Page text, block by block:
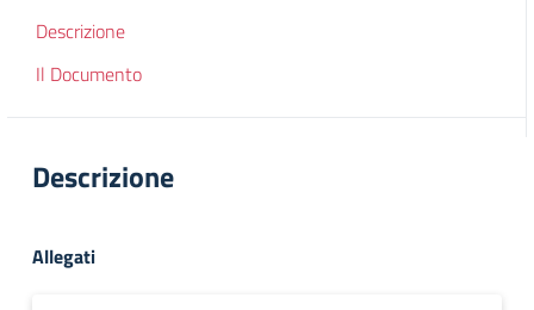
Descrizione
Il Documento
Descrizione
Allegati